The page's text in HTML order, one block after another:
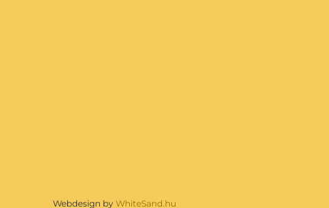
Webdesign by WhiteSand.hu